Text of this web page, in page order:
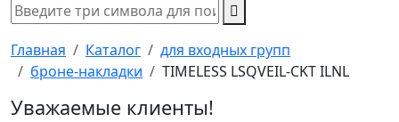
Главная Каталог
для входных групп
броне-накладки
TIMELESS LSQVEIL-CKT ILNL
Уважаемые клиенты!